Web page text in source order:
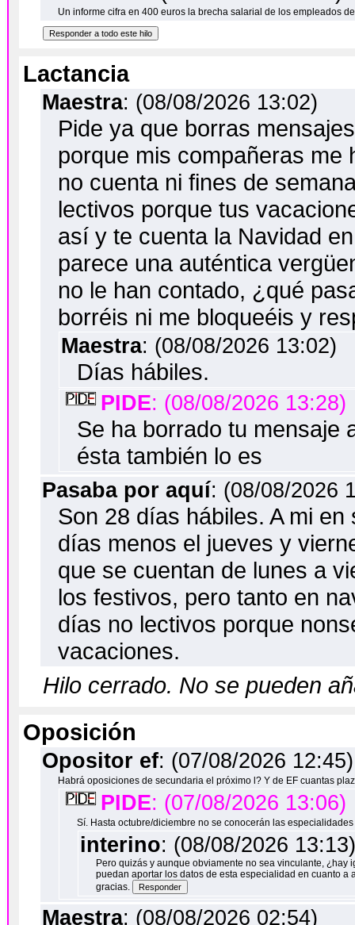
Un informe cifra en 400 euros la brecha salarial de los empleados
Lactancia
Maestra: (08/08/2026 13:02)
Pide ya que borras
porque mis compañeras me
no cuenta ni fines de
lectivos porque tus
así y te cuenta la Navidad
parece una auténtica
no le han contado, ¿qué
borréis ni me bloqueéis y
Maestra: (08/08/2026 13:02)
Días hábiles.
PIDE: (08/08/2026 13:28)
Se ha borrado tu mensaje
ésta también lo es
Pasaba por aquí: (08/08/2026
Son 28 días hábiles. A mi
días menos el jueves y
que se cuentan de lunes a
los festivos, pero tanto en
días no lectivos porque
vacaciones.
Hilo cerrado. No se pueden
Oposición
Opositor ef: (07/08/2026 12:45)
Habrá oposiciones de secundaria el próximo l? Y de EF cuantas
PIDE: (07/08/2026 13:06)
Sí. Hasta octubre/diciembre no se conocerán las
interino: (08/08/2026 13:13)
Pero quizás y aunque obviamente no sea vinculante,
puedan aportar los datos de esta especialidad en cuanto
gracias.
Maestra: (08/08/2026 02:54)